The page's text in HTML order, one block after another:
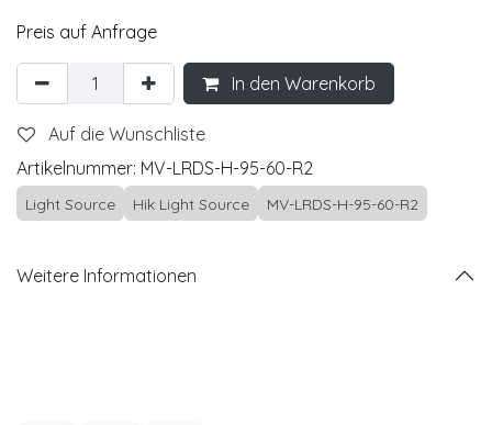
Preis auf Anfrage
In den Warenkorb
Auf die Wunschliste
Artikelnummer: MV-LRDS-H-95-60-R2
Light Source Hik Light Source MV-LRDS-H-95-60-R2
Weitere Informationen